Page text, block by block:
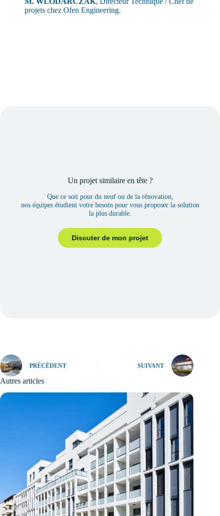
projets chez Ofen Engineering.
Un projet similaire en tête ?
Que ce soit pour du neuf ou de la rénovation,
nos équipes étudient votre besoin pour vous proposer la solution
la plus durable.
Discuter de mon projet
PRÉCÉDENT SUIVANT
Autres articles